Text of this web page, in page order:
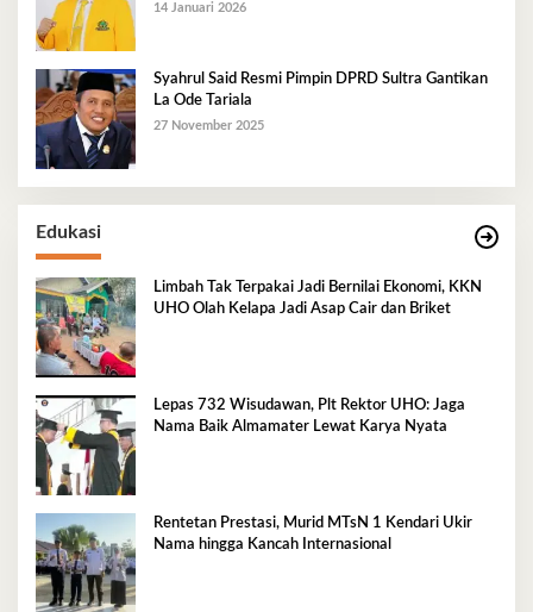
14 Januari 2026
Syahrul Said Resmi Pimpin DPRD Sultra Gantikan
La Ode Tariala
27 November 2025
Edukasi
Limbah Tak Terpakai Jadi Bernilai Ekonomi, KKN
UHO Olah Kelapa Jadi Asap Cair dan Briket
Lepas 732 Wisudawan, Plt Rektor UHO: Jaga
Nama Baik Almamater Lewat Karya Nyata
Rentetan Prestasi, Murid MTsN 1 Kendari Ukir
Nama hingga Kancah Internasional